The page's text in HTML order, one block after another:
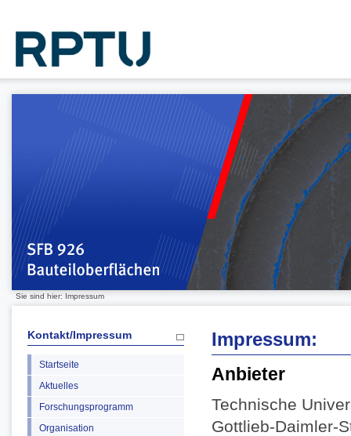
Sie sind hier: Impressum
Kontakt/Impressum
Startseite
Aktuelles
Forschungsprogramm
Organisation
Impressum:
Anbieter
Technische
Gottlieb-Daimler-